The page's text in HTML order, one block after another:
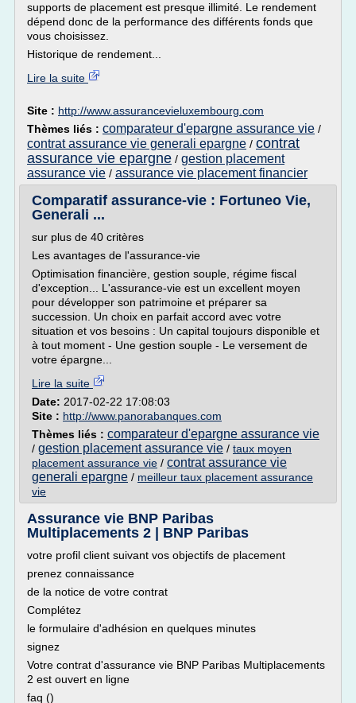
supports de placement est presque illimité. Le rendement
dépend donc de la performance des différents fonds que
vous choisissez.
Historique de rendement...
Lire la suite
Site : http://www.assurancevieluxembourg.com
Thèmes liés : comparateur d'epargne assurance vie /
contrat assurance vie generali epargne / contrat
assurance vie epargne / gestion placement
assurance vie / assurance vie placement financier
Comparatif assurance-vie : Fortuneo Vie,
Generali ...
sur plus de 40 critères
Les avantages de l'assurance-vie
Optimisation financière, gestion souple, régime fiscal
d'exception... L'assurance-vie est un excellent moyen
pour développer son patrimoine et préparer sa
succession. Un choix en parfait accord avec votre
situation et vos besoins : Un capital toujours disponible et
à tout moment - Une gestion souple - Le versement de
votre épargne...
Lire la suite
Date: 2017-02-22 17:08:03
Site : http://www.panorabanques.com
Thèmes liés : comparateur d'epargne assurance vie
/ gestion placement assurance vie / taux moyen
placement assurance vie / contrat assurance vie
generali epargne / meilleur taux placement assurance
vie
Assurance vie BNP Paribas
Multiplacements 2 | BNP Paribas
votre profil client suivant vos objectifs de placement
prenez connaissance
de la notice de votre contrat
Complétez
le formulaire d'adhésion en quelques minutes
signez
Votre contrat d'assurance vie BNP Paribas Multiplacements
2 est ouvert en ligne
faq ()